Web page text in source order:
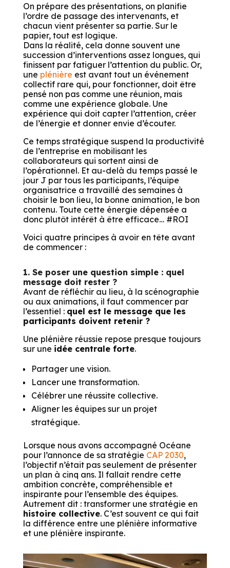
On prépare des présentations, on planifie
l’ordre de passage des intervenants, et
chacun vient présenter sa partie. Sur le
papier, tout est logique.
Dans la réalité, cela donne souvent une
succession d’interventions assez longues, qui
finissent par fatiguer l’attention du public. Or,
une plénière est avant tout un événement
collectif rare qui, pour fonctionner, doit être
pensé non pas comme une réunion, mais
comme une expérience globale. Une
expérience qui doit capter l’attention, créer
de l’énergie et donner envie d’écouter.
Ce temps stratégique suspend la productivité
de l’entreprise en mobilisant les
collaborateurs qui sortent ainsi de
l’opérationnel. Et au-delà du temps passé le
jour J par tous les participants, l’équipe
organisatrice a travaillé des semaines à
choisir le bon lieu, la bonne animation, le bon
contenu. Toute cette énergie dépensée a
donc plutôt intérêt à être efficace… #ROI
Voici quatre principes à avoir en tête avant
de commencer :
1. Se poser une question simple : quel
message doit rester ?
Avant de réfléchir au lieu, à la scénographie
ou aux animations, il faut commencer par
l’essentiel : quel est le message que les
participants doivent retenir ?
Une plénière réussie repose presque toujours
sur une idée centrale forte.
Partager une vision.
Lancer une transformation.
Célébrer une réussite collective.
Aligner les équipes sur un projet
stratégique.
Lorsque nous avons accompagné Océane
pour l’annonce de sa stratégie CAP 2030,
l’objectif n’était pas seulement de présenter
un plan à cinq ans. Il fallait rendre cette
ambition concrète, compréhensible et
inspirante pour l’ensemble des équipes.
Autrement dit : transformer une stratégie en
histoire collective. C’est souvent ce qui fait
la différence entre une plénière informative
et une plénière inspirante.